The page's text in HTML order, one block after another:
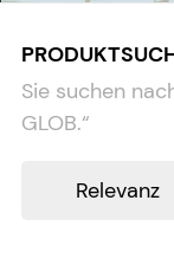
Sie suchen
GLOB.“